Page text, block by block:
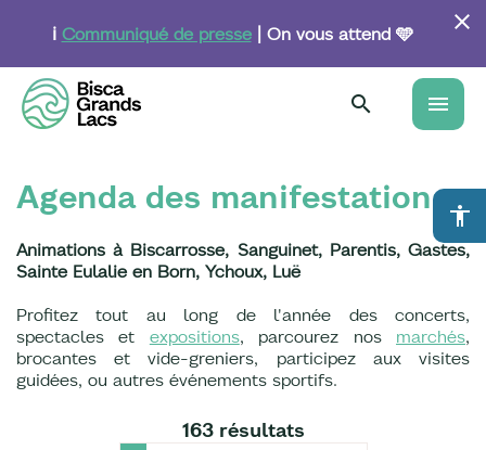
principal
ℹ️ Communiqué de presse| On vous attend 🩵
menu
accessibility
Agenda des manifestations
Animations à Biscarrosse, Sanguinet, Parentis, Gastes,
Sainte Eulalie en Born, Ychoux, Luë
Profitez tout au long de l'année des concerts,
spectacles et expositions, parcourez nos marchés,
brocantes et vide-greniers, participez aux visites
guidées, ou autres événements sportifs.
163 résultats